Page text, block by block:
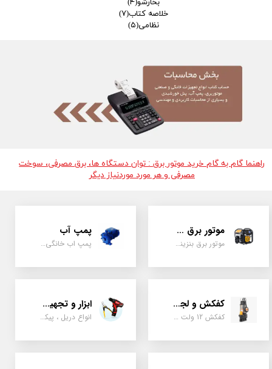
بخارشو(۴)
خلاصه کتاب(۷)
نظامی(۵)
راهنما گام به گام خرید موتور برق : توان دستگاه ها، برق مصرفی، سوخت
مصرفی و هر مورد موردنیاز دیگر
موتور برق و ژنراتور
موتور برق بنزینی، دیزلی ، گازی ، سه گانه سوز
پمپ آب
پمپ اب خانگی، بشقابی ، جتی ، دو پروانه کشاورزی
کفکش و لجن کش
کفکش 12 ولت ، 220 ولت ، یک اینچ به بالا لجن کش کاتردار، لجن کش چدنی
ابزار و تجهیزات
انواع دریل ، پیکور، ابزارالات، سیل مکانیکی، قطعات پمپ